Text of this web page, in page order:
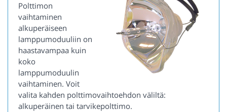
Polttimon
vaihtaminen
alkuperäiseen
lamppumoduuliin on
haastavampaa kuin
koko
lamppumoduulin
vaihtaminen. Voit
valita kahden polttimovaihtoehdon väliltä:
alkuperäinen tai tarvikepolttimo.